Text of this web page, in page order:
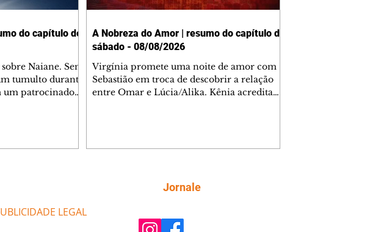
do capítulo de
Naiane. Sem
tumulto durante
um patrocinador.
dos dois.
A Nobreza do Amor | resumo do capítulo de
sábado - 08/08/2026
Virgínia promete uma noite de amor com
Sebastião em troca de descobrir a relação
entre Omar e Lúcia/Alika. Kênia acredita
comentam sobre a possível jazida de
tungstênio na região. Virgínia provoca
LEGAL
Jornale